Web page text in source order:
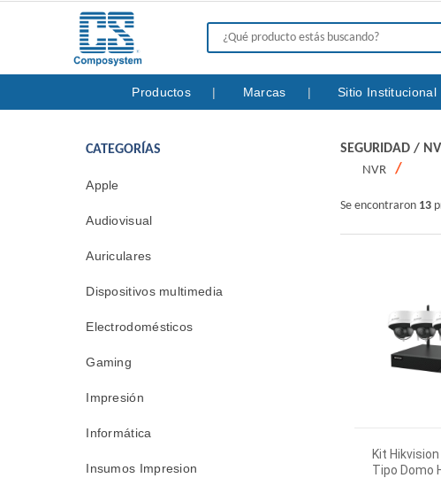
Productos Marcas Sitio Institucional
CATEGORÍAS
Apple
Audiovisual
Auriculares
Dispositivos multimedia
Electrodomésticos
Gaming
Impresión
Informática
Insumos Impresion
SEGURIDAD/
NVR
Se encontraron 13
Kit
Tipo Domo